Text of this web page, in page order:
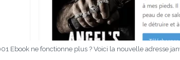
Ebook ne fonctionne plus ? Voici la nouvelle adresse